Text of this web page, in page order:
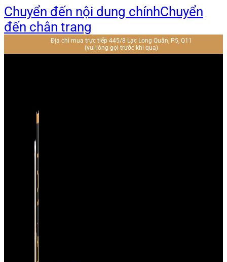
Chuyển đến nội dung chínhChuyển
đến chân trang
Địa chỉ mua trực tiếp 445/8 Lạc Long Quân, P5, Q11
(vui lòng gọi trước khi qua)